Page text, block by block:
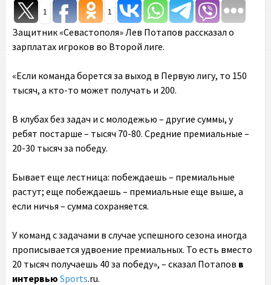
1 1
Защитник «Севастополя» Лев Потапов рассказал о
зарплатах игроков во Второй лиге.
«Если команда борется за выход в Первую лигу, то 150
тысяч, а кто-то может получать и 200.
В клубах без задач и с молодежью – другие суммы, у
ребят постарше – тысяч 70-80. Средние премиальные –
20-30 тысяч за победу.
Бывает еще лестница: побеждаешь – премиальные
растут; еще побеждаешь – премиальные еще выше, а
если ничья – сумма сохраняется.
У команд с задачами в случае успешного сезона иногда
прописывается удвоение премиальных. То есть вместо
20 тысяч получаешь 40 за победу», – сказал Потапов в
интервью Sports.ru.